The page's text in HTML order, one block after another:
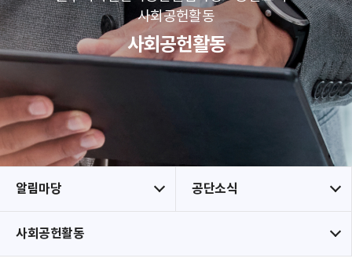
단
사회공헌활동
사회공헌활동
알림마당 공단소식
사회공헌활동